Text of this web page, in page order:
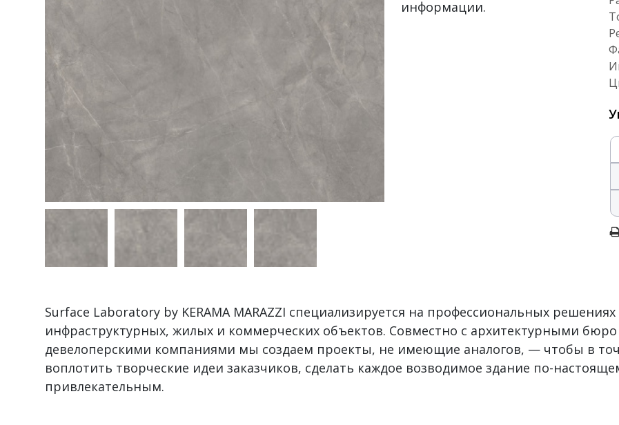
информации.
Surface Laboratory by KERAMA MARAZZI специализируется на профессиональных решениях
инфраструктурных, жилых и коммерческих объектов. Совместно с архитектурными
девелоперскими компаниями мы создаем проекты, не имеющие аналогов, — чтобы в
воплотить творческие идеи заказчиков, сделать каждое возводимое здание по-
привлекательным.